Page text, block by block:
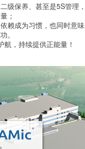
级保养、甚至是5S管理
；
赖成为习惯，也同时意
。
，持续提供正能量！